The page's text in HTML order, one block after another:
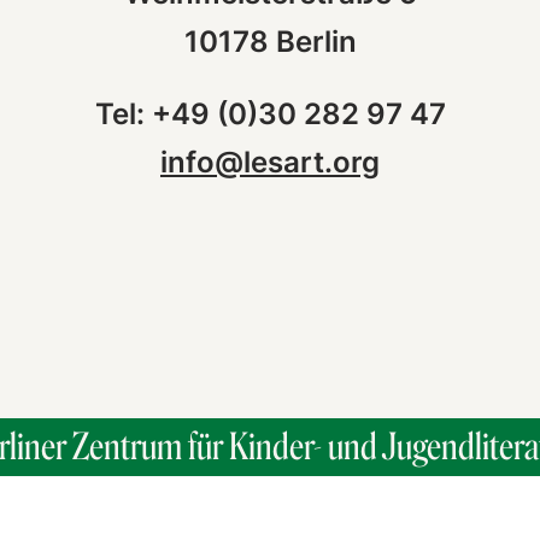
10178 Berlin
Tel: +49 (0)30 282 97 47
info@lesart.org
Zentrum für Kinder- und